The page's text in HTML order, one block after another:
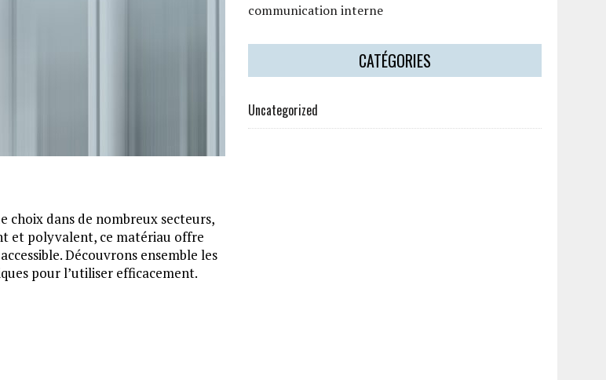
choix dans de nombreux secteurs,
et polyvalent, ce matériau offre
Découvrons ensemble les
pour l’utiliser efficacement.
communication interne
CATÉGORIES
Uncategorized